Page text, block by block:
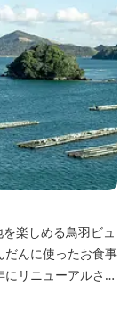
楽しめる鳥羽ビュ
だんに使ったお食事
リニューアルされ
しめるお部屋に